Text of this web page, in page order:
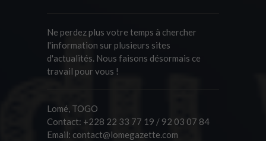
Ne perdez plus votre temps à chercher
l'information sur plusieurs sites
d'actualités. Nous faisons désormais ce
travail pour vous !
Lomé, TOGO
Contact: +228 22 33 77 19 / 92 03 07 84
Email: contact@lomegazette.com